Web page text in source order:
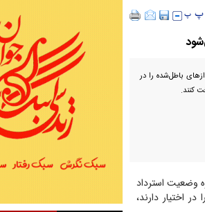
باطل‌شده را در
کنند.
وضعیت استرداد
اختیار دارند،